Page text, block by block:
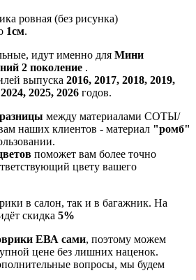
ровная (без рисунка)
1см.
идут именно для Мини
2 поколение .
выпуска 2016, 2017, 2018, 2019,
2025, 2026 годов.
между материалами СОТЫ/
наших клиентов - материал "ромб"
поможет вам более точно
цвету вашего
в салон, так и в багажник. На
скидка 5%
ЕВА сами, поэтому можем
цене без лишних наценок.
вопросы, мы будем